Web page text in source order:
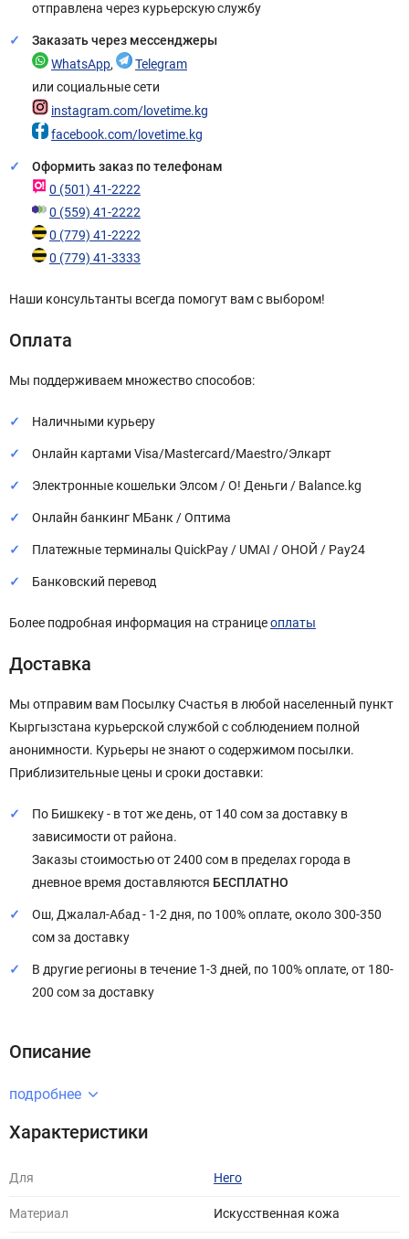
отправлена через курьерскую службу
Заказать через мессенджеры
WhatsApp,
Telegram
или социальные сети
instagram.com/lovetime.kg
facebook.com/lovetime.kg
Оформить заказ по телефонам
0 (501) 41-2222
0 (559) 41-2222
0 (779) 41-2222
0 (779) 41-3333
Наши консультанты всегда помогут вам с выбором!
Оплата
Мы поддерживаем множество способов:
Наличными курьеру
Онлайн картами Visa/Mastercard/Maestro/Элкарт
Электронные кошельки Элсом / О! Деньги / Balance.kg
Онлайн банкинг МБанк / Оптима
Платежные терминалы QuickPay / UMAI / ОНОЙ / Pay24
Банковский перевод
Более подробная информация на страницеоплаты
Доставка
Мы отправим вам Посылку Счастья в любой населенный пункт
Кыргызстана курьерской службой с соблюдением полной
анонимности. Курьеры не знают о содержимом посылки.
Приблизительные цены и сроки доставки:
По Бишкеку - в тот же день, от 140 сом за доставку в
зависимости от района.
Заказы стоимостью от 2400 сом в пределах города в
дневное время доставляются БЕСПЛАТНО
Ош, Джалал-Абад - 1-2 дня, по 100% оплате, около 300-350
сом за доставку
В другие регионы в течение 1-3 дней, по 100% оплате, от 180-
200 сом за доставку
Описание
подробнее
Характеристики
Для Него
Материал Искусственная кожа